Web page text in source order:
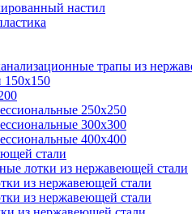
настил
трапы из
250х250
300х300
400х400
стали
лотки из нержавеющей стали
из нержавеющей стали
из нержавеющей стали